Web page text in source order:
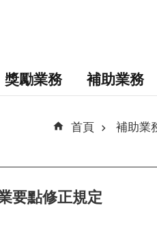
獎勵業務 補助業務
首頁 補助業
要點修正規定